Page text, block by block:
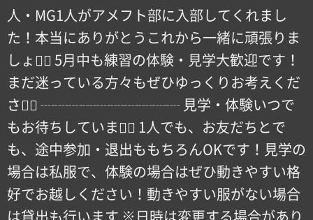
人・MG1人がアメフト部に入部してくれまし
た！本当にありがとうこれから一緒に頑張りま
しょう🏽 5月中も練習の体験・見学大歓迎です！
まだ迷っている方々もぜひゆっくりお考えくだ
さい🏻 ┈┈┈┈┈┈┈┈┈┈ 見学・体験いつで
もお待ちしています🏻 1人でも、お友だちとで
も、途中参加・退出ももちろんOKです！見学の
場合は私服で、体験の場合はぜひ動きやすい格
好でお越しください！動きやすい服がない場合
は貸出も行います ※日時は変更する場合があり